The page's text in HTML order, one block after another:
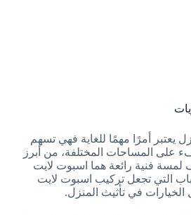
يعتبر أمرًا مهمًا للغاية فهي تسهم
على المساحات المختلفة، من أبرز
لمسة فنية رائعة هما اسبوت لايت
التي تجعل تركيب اسبوت لايت
في تأثيث المنزل.